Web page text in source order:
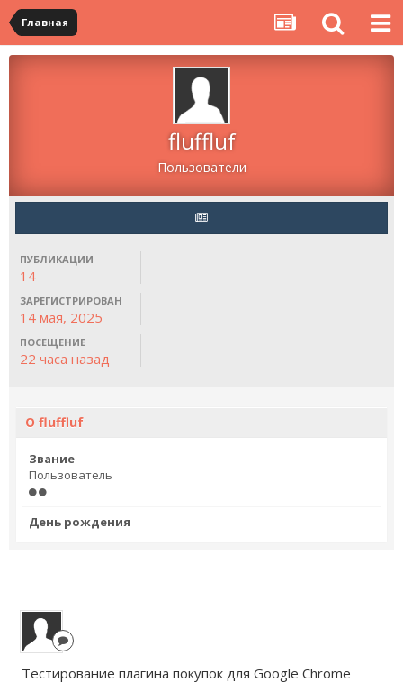
Главная
fluffluf
Пользователи
ПУБЛИКАЦИИ
14
ЗАРЕГИСТРИРОВАН
14 мая, 2025
ПОСЕЩЕНИЕ
22 часа назад
О fluffluf
Звание
Пользователь
День рождения
Тестирование плагина покупок для Google Chrome